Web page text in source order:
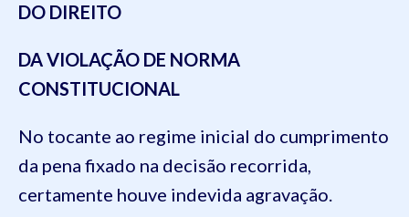
DO DIREITO
DA VIOLAÇÃO DE NORMA
CONSTITUCIONAL
No tocante ao regime inicial do cumprimento
da pena fixado na decisão recorrida,
certamente houve indevida agravação.